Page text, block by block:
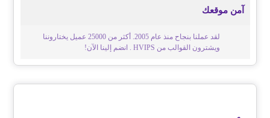
آمن موقعك
لقد عملنا بنجاح منذ عام 2005. أكثر من 25000 عميل يختاروننا
ويشترون القوالب من HVIPS . انضم إلينا الآن!